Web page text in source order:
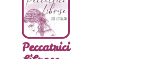
Peccatrici